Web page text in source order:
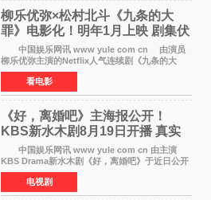
柳乐优弥×松村北斗《九条的大
罪》电影化！明年1月上映 剧集伏
笔将全面揭晓
中国娱乐网讯 www yule com cn 由演员
柳乐优弥主演的Netflix人气连续剧《九条的大
罪》正式宣布改编为电影，将于明年1月8日全国
上映。柳乐优弥与SixTONES松村北斗再度联
手，为观众带来这部
看电影
《好，离婚吧》主海报公开！
KBS新水木剧8月19日开播 真实
离婚体验记来袭
中国娱乐网讯 www yule com cn 由主演
KBS Drama新水木剧《好，离婚吧》于近日公开
主海报，正式进入开播倒计时。 海报中，男
女主角背对背站立，各自望向不同方向，中央的
空白与冷漠的表情
电视剧